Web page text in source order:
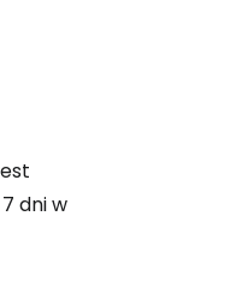
dni w